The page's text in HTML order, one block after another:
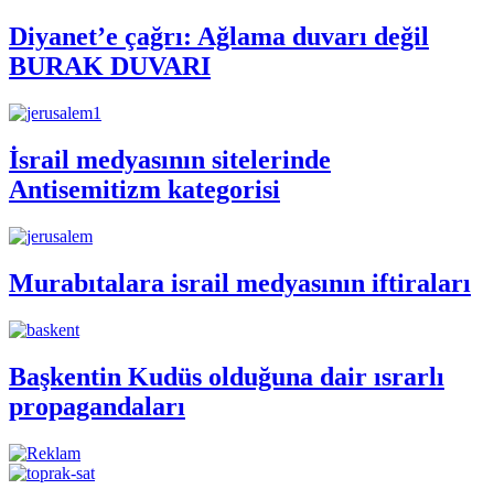
Diyanet’e çağrı: Ağlama duvarı değil
BURAK DUVARI
İsrail medyasının sitelerinde
Antisemitizm kategorisi
Murabıtalara israil medyasının iftiraları
Başkentin Kudüs olduğuna dair ısrarlı
propagandaları